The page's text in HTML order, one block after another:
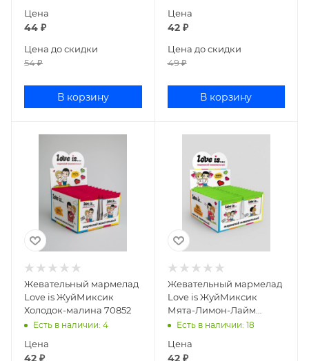
Цена
44 ₽
Цена до скидки
54₽
В корзину
Цена
42₽
Цена до скидки
49₽
В корзину
Жевательный мармелад
Love is ЖуйМиксик
Холодок-малина 70852
Есть в наличии: 4
Цена
42 ₽
Жевательный мармелад
Love is ЖуйМиксик
Мята-Лимон-Лайм
770851
Есть в наличии: 18
Цена
42₽